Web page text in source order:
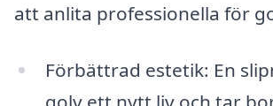
att anlita professionella för
Förbättrad estetik: En